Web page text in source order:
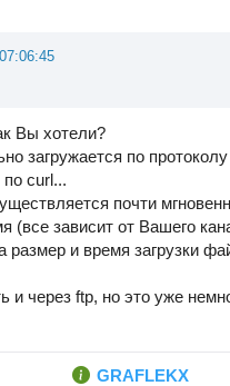
Вы хотели?
загружается по
curl...
почти
(все зависит от Вашего
размер и время загрузки
и через ftp, но это уже
GRAFLEKX